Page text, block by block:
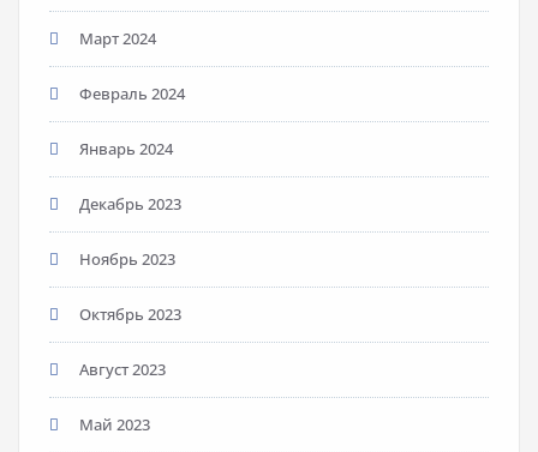
Март 2024
Февраль 2024
Январь 2024
Декабрь 2023
Ноябрь 2023
Октябрь 2023
Август 2023
Май 2023